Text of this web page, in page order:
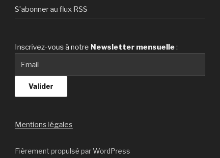
S'abonner au flux RSS
Inscrivez-vous à notre Newsletter mensuelle :
Mentions légales
Fièrement propulsé par WordPress